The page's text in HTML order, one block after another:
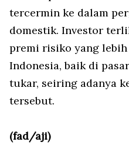
tercermin ke dalam
domestik. Investor
premi risiko yang
Indonesia, baik di
tukar, seiring adanya
tersebut.
(fad/aji)